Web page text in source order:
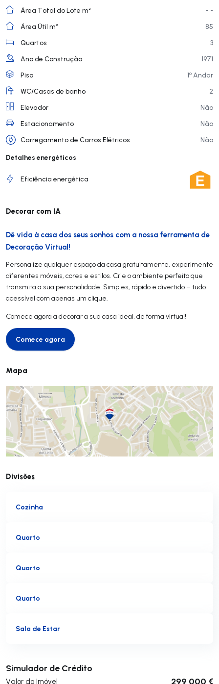
Área Total do Lote m²
- -
Área Útil m²
85
Quartos
3
Ano de Construção
1971
Piso
1o Andar
WC/Casas de banho
2
Elevador
Não
Estacionamento
Não
Carregamento de Carros Elétricos
Não
Detalhes energéticos
Eficiência energética
Decorar com IA
Dê vida à casa dos seus sonhos com a nossa ferramenta de
Decoração Virtual!
Personalize qualquer espaço da casa gratuitamente, experimente
diferentes móveis, cores e estilos. Crie o ambiente perfeito que
transmita a sua personalidade. Simples, rápido e divertido – tudo
acessível com apenas um clique.
Comece agora a decorar a sua casa ideal, de forma virtual!
Comece agora
Comece agora
Mapa
Divisões
Cozinha
Quarto
Quarto
Quarto
Sala de Estar
Simulador de Crédito
Valor do Imóvel 299 000 €
Submeter